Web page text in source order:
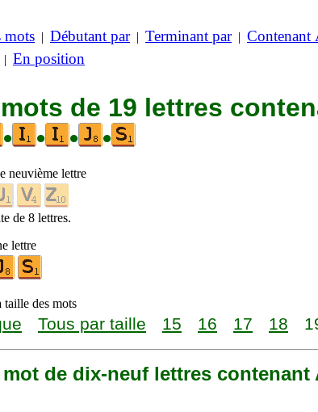
mots | Débutant par| Terminant par| Contenant
| En position
de 19 lettres
• • • •
neuvième lettre
de 8 lettres.
lettre
des mots
Tous par taille 15 16 17 18
de dix-neuf lettres contenant